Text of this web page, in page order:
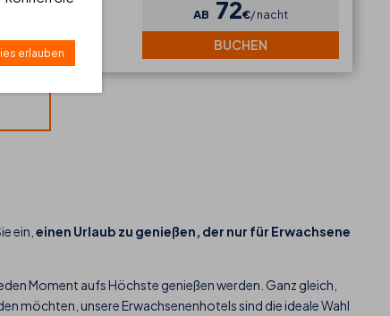
AB 72€ nacht
BUCHEN
ein, einen Urlaub zu genießen, der nur für Erwachsene
Moment aufs Höchste genießen werden. Ganz gleich,
möchten, unsere Erwachsenenhotels sind die ideale Wahl
erlauben